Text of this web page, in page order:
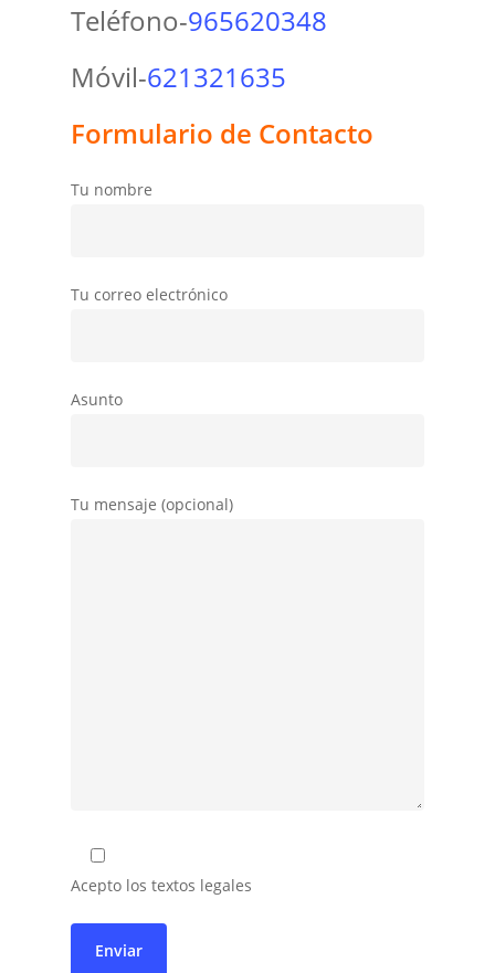
Teléfono-965620348
Móvil-621321635
Formulario de Contacto
Tu nombre
Tu correo electrónico
Asunto
Tu mensaje (opcional)
Acepto los textos legales